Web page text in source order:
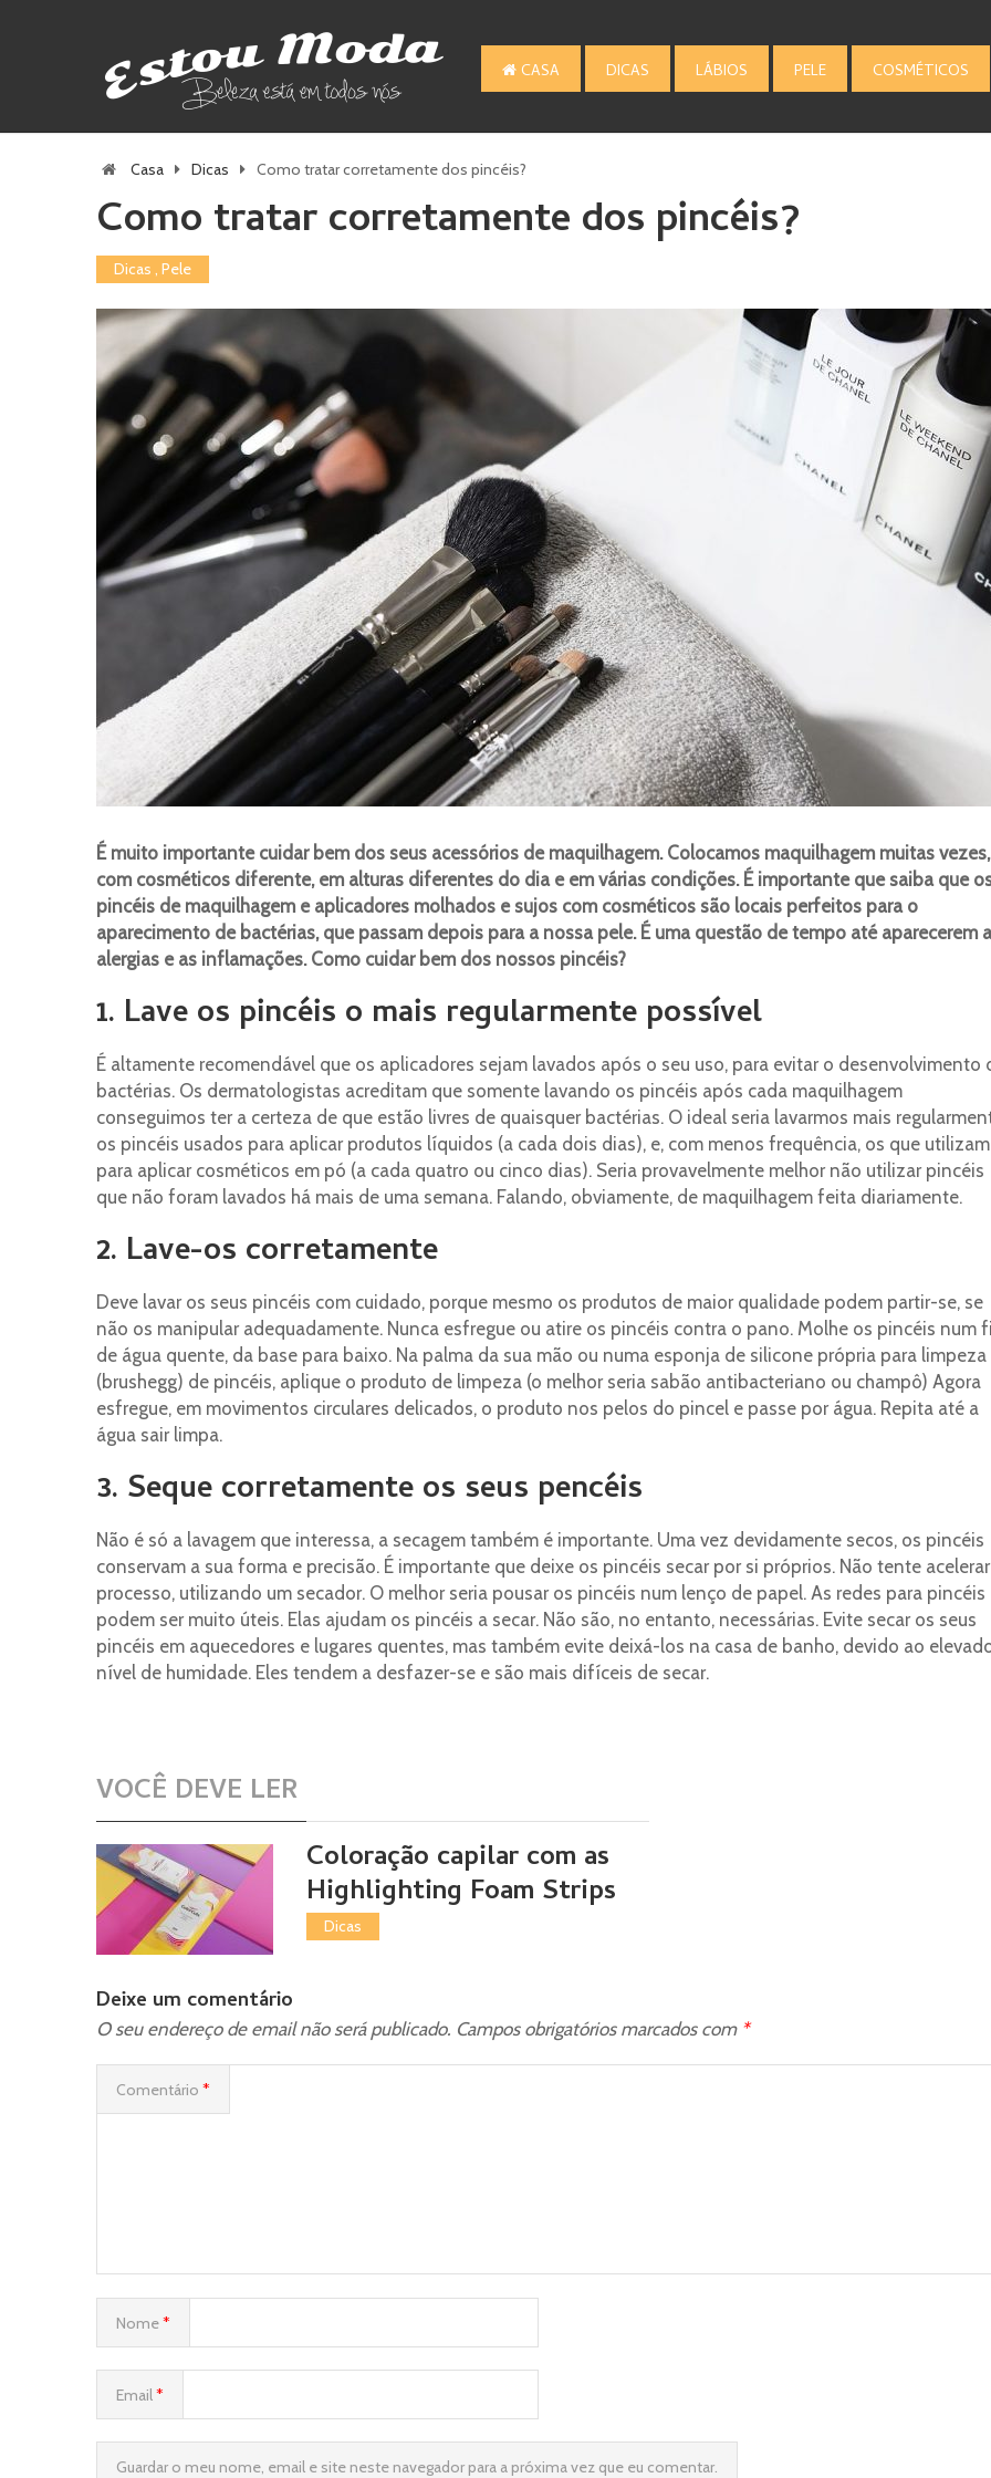
CASA DICAS LÁBIOS PELE COSMÉTICOS
Casa Dicas Como tratar corretamente dos pincéis?
Como tratar corretamente dos pincéis?
Dicas , Pele
É muito importante cuidar bem dos seus acessórios de maquilhagem. Colocamos maquilhagem muitas vezes,
com cosméticos diferente, em alturas diferentes do dia e em várias condições. É importante que saiba que
pincéis de maquilhagem e aplicadores molhados e sujos com cosméticos são locais perfeitos para o
aparecimento de bactérias, que passam depois para a nossa pele. É uma questão de tempo até aparecerem
alergias e as inflamações. Como cuidar bem dos nossos pincéis?
1. Lave os pincéis o mais regularmente possível
É altamente recomendável que os aplicadores sejam lavados após o seu uso, para evitar o desenvolvimento
bactérias. Os dermatologistas acreditam que somente lavando os pincéis após cada maquilhagem
conseguimos ter a certeza de que estão livres de quaisquer bactérias. O ideal seria lavarmos mais
os pincéis usados para aplicar produtos líquidos (a cada dois dias), e, com menos frequência, os que
para aplicar cosméticos em pó (a cada quatro ou cinco dias). Seria provavelmente melhor não utilizar pincéis
que não foram lavados há mais de uma semana. Falando, obviamente, de maquilhagem feita diariamente.
2. Lave-os corretamente
Deve lavar os seus pincéis com cuidado, porque mesmo os produtos de maior qualidade podem partir-se, se
não os manipular adequadamente. Nunca esfregue ou atire os pincéis contra o pano. Molhe os pincéis num
de água quente, da base para baixo. Na palma da sua mão ou numa esponja de silicone própria para limpeza
(brushegg) de pincéis, aplique o produto de limpeza (o melhor seria sabão antibacteriano ou champô) Agora
esfregue, em movimentos circulares delicados, o produto nos pelos do pincel e passe por água. Repita até a
água sair limpa.
3. Seque corretamente os seus pencéis
Não é só a lavagem que interessa, a secagem também é importante. Uma vez devidamente secos, os pincéis
conservam a sua forma e precisão. É importante que deixe os pincéis secar por si próprios. Não tente
processo, utilizando um secador. O melhor seria pousar os pincéis num lenço de papel. As redes para pincéis
podem ser muito úteis. Elas ajudam os pincéis a secar. Não são, no entanto, necessárias. Evite secar os seus
pincéis em aquecedores e lugares quentes, mas também evite deixá-los na casa de banho, devido ao
nível de humidade. Eles tendem a desfazer-se e são mais difíceis de secar.
VOCÊ DEVE LER
Coloração capilar com as
Highlighting Foam Strips
Dicas
Deixe um comentário
O seu endereço de email não será publicado. Campos obrigatórios marcados com *
Comentário *
Nome*
Email*
Guardar o meu nome, email e site neste navegador para a próxima vez que eu comentar.